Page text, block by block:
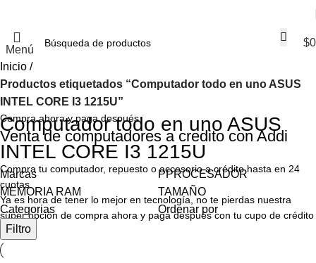
Menú
$0
Inicio
Productos etiquetados “Computador todo en uno ASUS
INTEL CORE I3 1215U”
Compra ahora y paga después
Venta de computadores a credito con Addi
Compra tu computador, repuesto o accesorio a crédito hasta en 24
cuotas.
Ya es hora de tener lo mejor en tecnología, no te pierdas nuestra
súper opción de compra ahora y paga después con tu cupo de crédito
Addi
Computador todo en uno ASUS
INTEL CORE I3 1215U
Marcas
PPROCESADOR
MEMORIA RAM
TAMAÑO
Categorias
Ordenar por
Filtro